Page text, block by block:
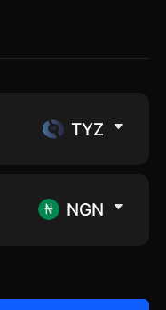
TYZ
NGN